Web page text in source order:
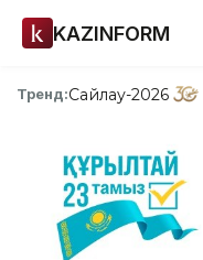
KAZINFORM
Тренд:Сайлау-2026